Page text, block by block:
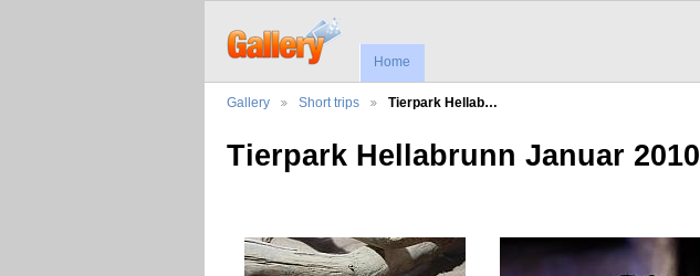
Home
Gallery Short trips Tierpark Hellab…
Tierpark Hellabrunn Januar 2010